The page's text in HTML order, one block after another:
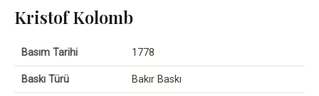
Kristof Kolomb
Basım Tarihi 1778
Baskı Türü Bakır Baskı